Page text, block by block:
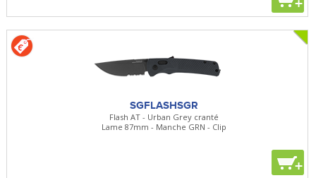
+
SGFLASHSGR
Flash AT - Urban Grey cranté
Lame 87mm - Manche GRN - Clip
+